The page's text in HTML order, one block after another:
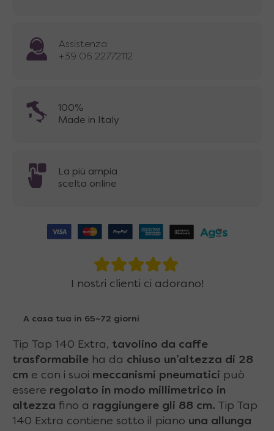
Assistenza
+39 06 22772112
100%
Made in Italy
La più ampia
scelta online
I nostri clienti ci adorano!
A casa tua in 65~72 giorni
Tip Tap 140 Extra, tavolino da caffe
trasformabile ha da chiuso un’altezza di 28
cm e con i suoi meccanismi pneumatici può
essere regolato in modo millimetrico in
altezza fino a raggiungere gli 88 cm. Tip Tap
140 Extra contiene sotto il piano una allunga